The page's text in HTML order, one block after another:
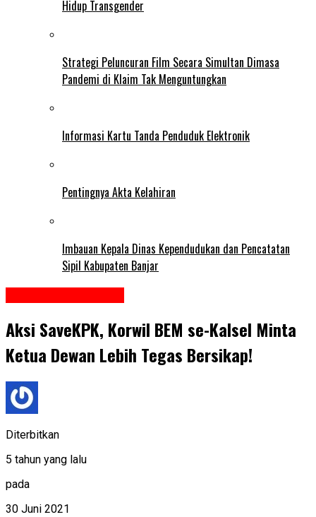
Hidup Transgender
Strategi Peluncuran Film Secara Simultan Dimasa
Pandemi di Klaim Tak Menguntungkan
Informasi Kartu Tanda Penduduk Elektronik
Pentingnya Akta Kelahiran
Imbauan Kepala Dinas Kependudukan dan Pencatatan
Sipil Kabupaten Banjar
Aksi SaveKPK, Korwil BEM se-Kalsel Minta
Ketua Dewan Lebih Tegas Bersikap!
Diterbitkan
5 tahun yang lalu
pada
30 Juni 2021